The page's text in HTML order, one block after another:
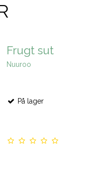
Frugt sut
Nuuroo
På lager